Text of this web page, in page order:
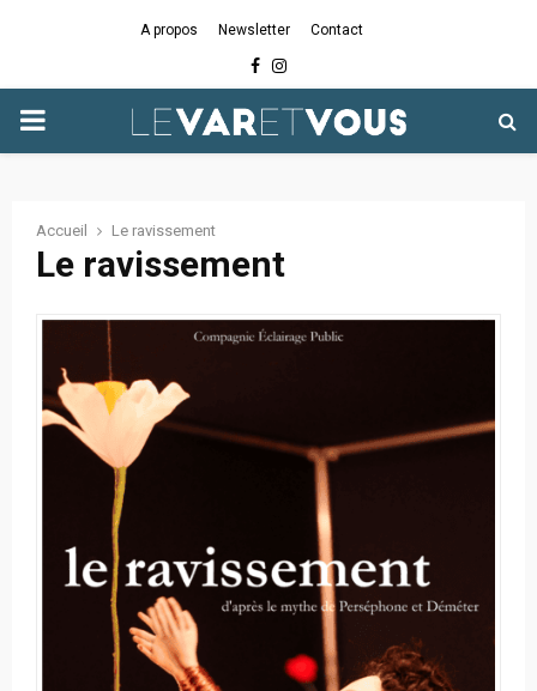
A propos Newsletter Contact
Facebook
Instagram
PRIMARY
Accueil Le ravissement
Le ravissement